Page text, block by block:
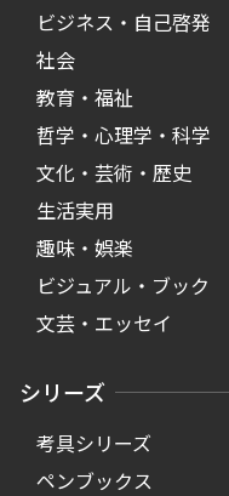
ビジネス・自己啓発
社会
教育・福祉
哲学・心理学・科学
文化・芸術・歴史
生活実用
趣味・娯楽
ビジュアル・ブック
文芸・エッセイ
シリーズ
考具シリーズ
ペンブックス